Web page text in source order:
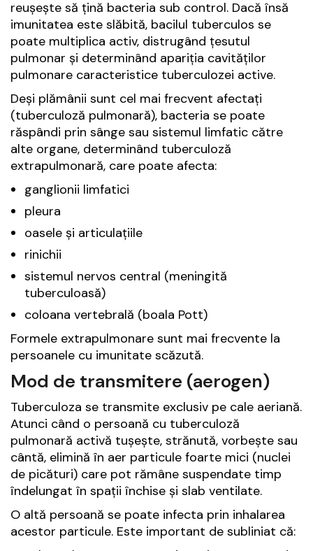
reușește să țină bacteria sub control. Dacă însă
imunitatea este slăbită, bacilul tuberculos se
poate multiplica activ, distrugând țesutul
pulmonar și determinând apariția cavităților
pulmonare caracteristice tuberculozei active.
Deși plămânii sunt cel mai frecvent afectați
(tuberculoză pulmonară), bacteria se poate
răspândi prin sânge sau sistemul limfatic către
alte organe, determinând tuberculoză
extrapulmonară, care poate afecta:
ganglionii limfatici
pleura
oasele și articulațiile
rinichii
sistemul nervos central (meningită
tuberculoasă)
coloana vertebrală (boala Pott)
Formele extrapulmonare sunt mai frecvente la
persoanele cu imunitate scăzută.
Mod de transmitere (aerogen)
Tuberculoza se transmite exclusiv pe cale aeriană.
Atunci când o persoană cu tuberculoză
pulmonară activă tușește, strănută, vorbește sau
cântă, elimină în aer particule foarte mici (nuclei
de picături) care pot rămâne suspendate timp
îndelungat în spații închise și slab ventilate.
O altă persoană se poate infecta prin inhalarea
acestor particule. Este important de subliniat că: